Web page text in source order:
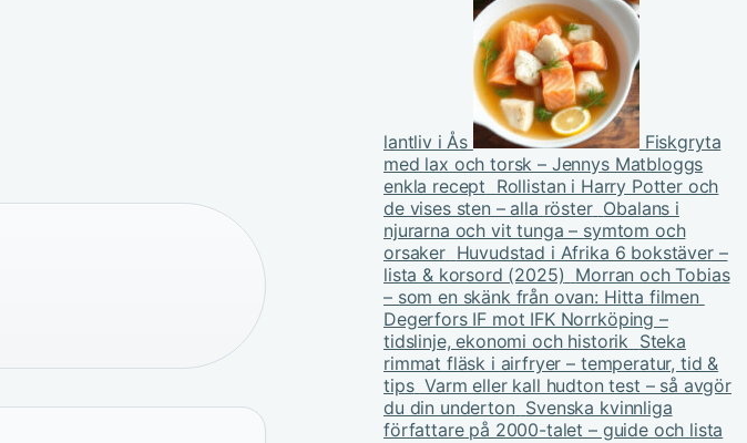
lantliv i Ås
Fiskgryta
med lax och torsk – Jennys Matbloggs
enkla recept Rollistan i Harry Potter och
de vises sten – alla röster Obalans i
njurarna och vit tunga – symtom och
orsaker Huvudstad i Afrika 6 bokstäver –
lista & korsord (2025) Morran och Tobias
– som en skänk från ovan: Hitta filmen
Degerfors IF mot IFK Norrköping –
tidslinje, ekonomi och historik Steka
rimmat fläsk i airfryer – temperatur, tid &
tips Varm eller kall hudton test – så avgör
du din underton Svenska kvinnliga
författare på 2000-talet – guide och lista